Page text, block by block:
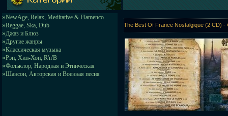
»NewAge, Relax, Meditative & Flamenco
»Reggae, Ska, Dub
»Джаз и Блюз
»Другие жанры
»Классическая музыка
»Рэп, Хип-Хоп, R'n'B
»Фольклор, Народная и Этническая
»Шансон, Авторская и Военная песня
The Best Of France Nostalgique (2 CD) -